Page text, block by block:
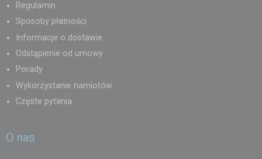
Regulamin
Sposoby płatności
Informacje o dostawie
Odstąpienie od umowy
Porady
Wykorzystanie namiotów
Częste pytania
O nas